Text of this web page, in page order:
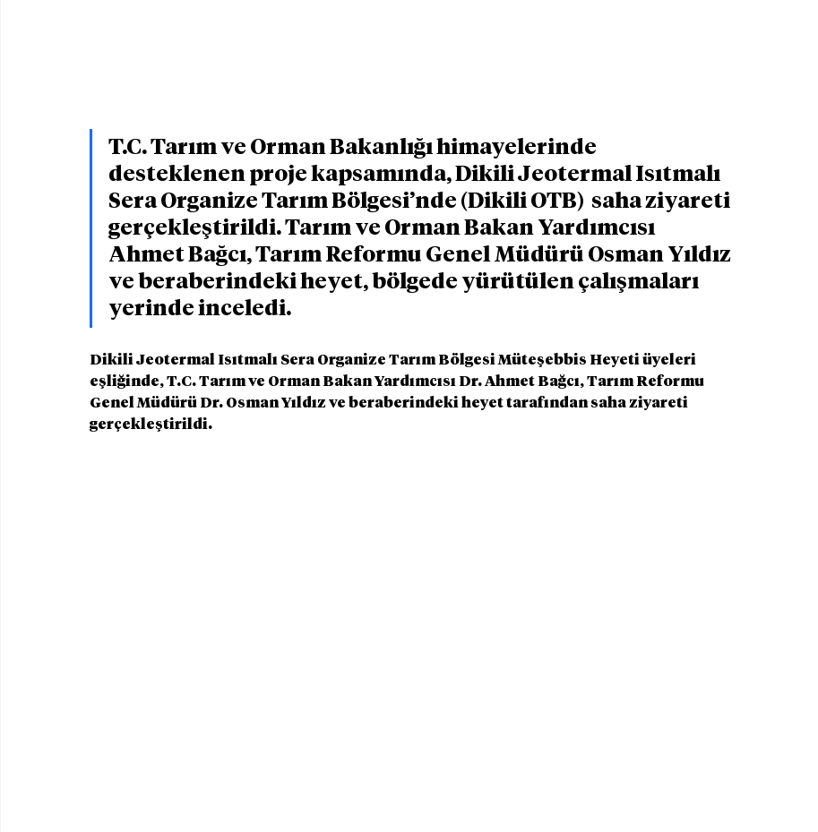
T.C. Tarım ve Orman Bakanlığı himayelerinde
desteklenen proje kapsamında, Dikili Jeotermal Isıtmalı
Sera Organize Tarım Bölgesi’nde (Dikili OTB)  saha ziyareti
gerçekleştirildi. Tarım ve Orman Bakan Yardımcısı
Ahmet Bağcı, Tarım Reformu Genel Müdürü Osman Yıldız
ve beraberindeki heyet, bölgede yürütülen çalışmaları
yerinde inceledi.
Dikili Jeotermal Isıtmalı Sera Organize Tarım Bölgesi Müteşebbis Heyeti üyeleri
eşliğinde, T.C. Tarım ve Orman Bakan Yardımcısı Dr. Ahmet Bağcı, Tarım Reformu
Genel Müdürü Dr. Osman Yıldız ve beraberindeki heyet tarafından saha ziyareti
gerçekleştirildi.